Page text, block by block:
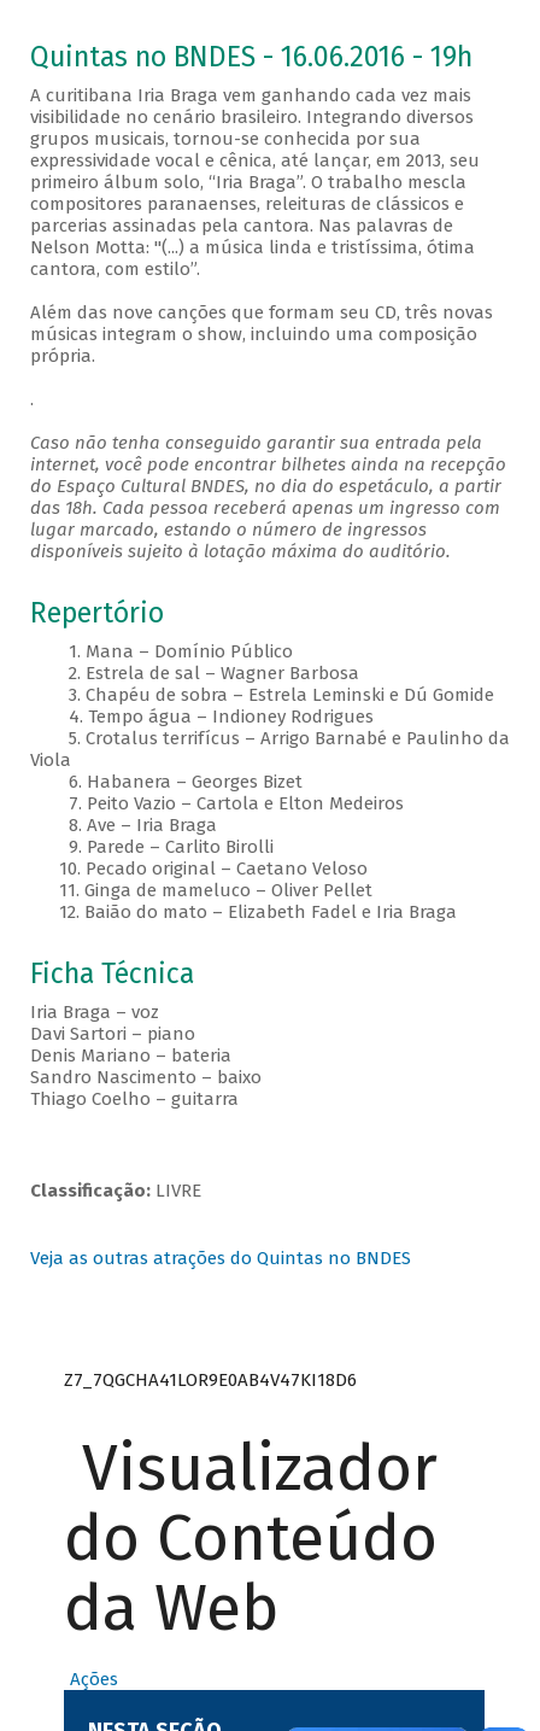
Quintas no BNDES - 16.06.2016 - 19h
A curitibana Iria Braga vem ganhando cada vez mais
visibilidade no cenário brasileiro. Integrando diversos
grupos musicais, tornou-se conhecida por sua
expressividade vocal e cênica, até lançar, em 2013, seu
primeiro álbum solo, “Iria Braga”. O trabalho mescla
compositores paranaenses, releituras de clássicos e
parcerias assinadas pela cantora. Nas palavras de
Nelson Motta: "(...) a música linda e tristíssima, ótima
cantora, com estilo”.
Além das nove canções que formam seu CD, três novas
músicas integram o show, incluindo uma composição
própria.
.
Caso não tenha conseguido garantir sua entrada pela
internet, você pode encontrar bilhetes ainda na recepção
do Espaço Cultural BNDES, no dia do espetáculo, a partir
das 18h. Cada pessoa receberá apenas um ingresso com
lugar marcado, estando o número de ingressos
disponíveis sujeito à lotação máxima do auditório.
Repertório
1. Mana – Domínio Público
2. Estrela de sal – Wagner Barbosa
3. Chapéu de sobra – Estrela Leminski e Dú Gomide
4. Tempo água – Indioney Rodrigues
5. Crotalus terrifícus – Arrigo Barnabé e Paulinho da
Viola
6. Habanera – Georges Bizet
7. Peito Vazio – Cartola e Elton Medeiros
8. Ave – Iria Braga
9. Parede – Carlito Birolli
10. Pecado original – Caetano Veloso
11. Ginga de mameluco – Oliver Pellet
12. Baião do mato – Elizabeth Fadel e Iria Braga
Ficha Técnica
Iria Braga – voz
Davi Sartori – piano
Denis Mariano – bateria
Sandro Nascimento – baixo
Thiago Coelho – guitarra
Classificação: LIVRE
Veja as outras atrações do Quintas no BNDES
Z7_7QGCHA41LOR9E0AB4V47KI18D6
Visualizador
do Conteúdo
da Web
Ações